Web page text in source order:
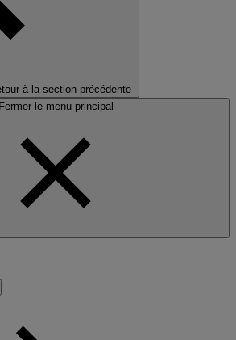
à la section précédente
Fermer le menu principal